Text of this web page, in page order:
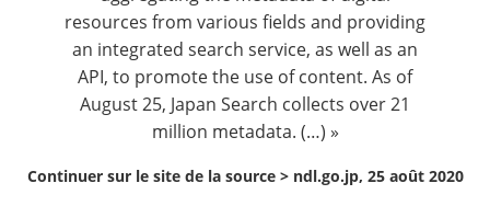
resources from various fields and providing
an integrated search service, as well as an
API, to promote the use of content. As of
August 25, Japan Search collects over 21
million metadata. (…) »
Continuer sur le site de la source > ndl.go.jp, 25 août 2020